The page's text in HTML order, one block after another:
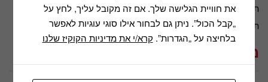
תנאי שימוש
תקנון דיוור
תקנון חברה
מידע נוסף
את חוויית הגלישה שלך. אם זה מקובל עליך, לחץ על
„קבל הכול”. ניתן גם לבחור אילו סוגי עוגיות לאפשר
בלחיצה על „הגדרות”. קרא/י את מדיניות הקוקיז שלנו